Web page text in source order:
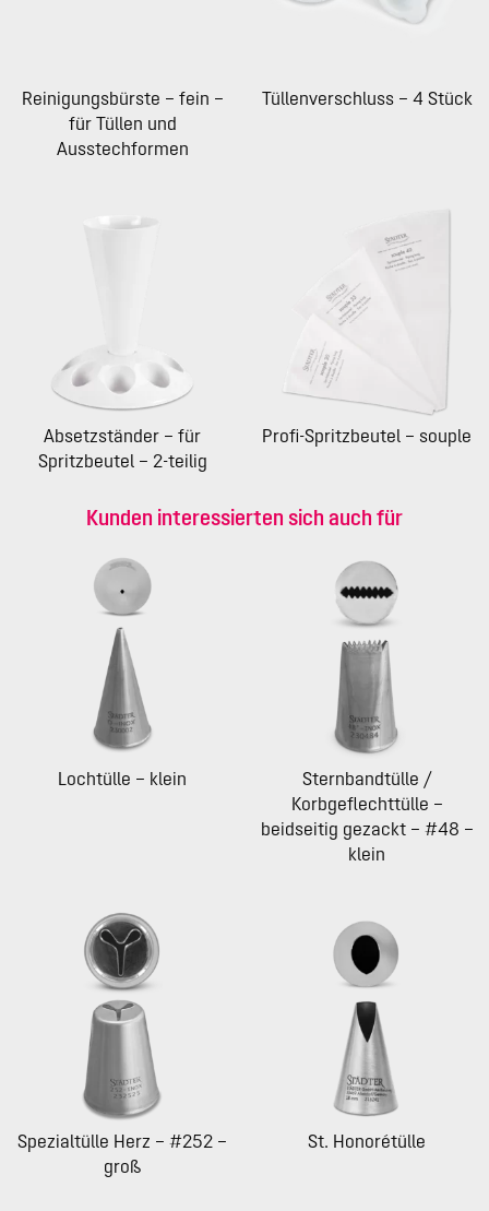
Reinigungsbürste – fein –
für Tüllen und
Ausstechformen
Tüllenverschluss – 4 Stück
Absetzständer – für
Spritzbeutel – 2-teilig
Profi-Spritzbeutel – souple
Kunden interessierten sich auch für
Lochtülle – klein
Sternbandtülle /
Korbgeflechttülle –
beidseitig gezackt – #48 –
klein
Spezialtülle Herz – #252 –
groß
St. Honorétülle